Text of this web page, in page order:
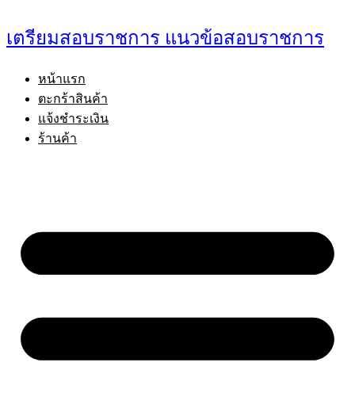
content
เตรียมสอบราชการ แนวข้อสอบราชการ
หน้าแรก
ตะกร้าสินค้า
แจ้งชำระเงิน
ร้านค้า